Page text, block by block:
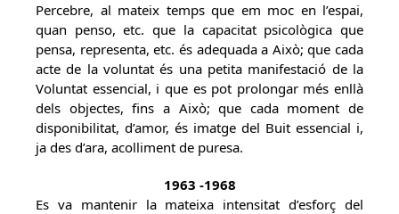
Percebre, al mateix temps que em moc en l’espai,
quan penso, etc. que la capacitat psicològica que
pensa, representa, etc. és adequada a Això; que cada
acte de la voluntat és una petita manifestació de la
Voluntat essencial, i que es pot prolongar més enllà
dels objectes, fins a Això; que cada moment de
disponibilitat, d’amor, és imatge del Buit essencial i,
ja des d’ara, acolliment de puresa.
1963 -1968
Es va mantenir la mateixa intensitat d’esforç del